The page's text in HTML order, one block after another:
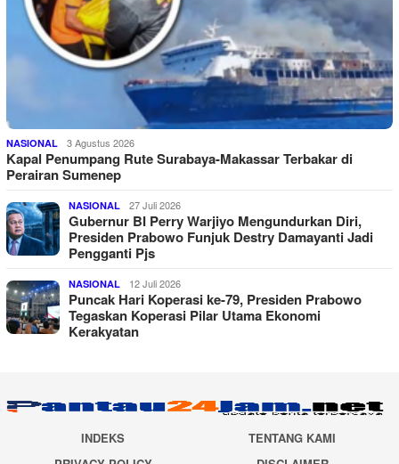
NASIONAL 3 Agustus 2026
Kapal Penumpang Rute Surabaya-Makassar Terbakar di
Perairan Sumenep
NASIONAL 27 Juli 2026
Gubernur BI Perry Warjiyo Mengundurkan Diri,
Presiden Prabowo Funjuk Destry Damayanti Jadi
Pengganti Pjs
NASIONAL 12 Juli 2026
Puncak Hari Koperasi ke-79, Presiden Prabowo
Tegaskan Koperasi Pilar Utama Ekonomi
Kerakyatan
INDEKS
TENTANG KAMI